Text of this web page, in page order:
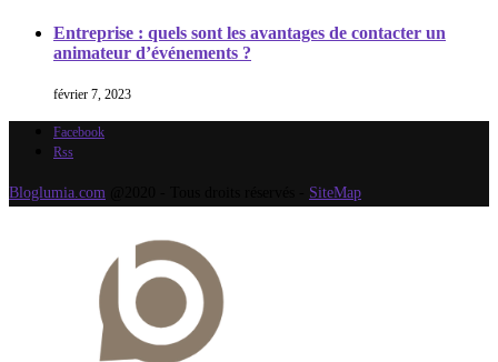
Entreprise : quels sont les avantages de contacter un
animateur d’événements ?
février 7, 2023
Facebook
Rss
Bloglumia.com SiteMap